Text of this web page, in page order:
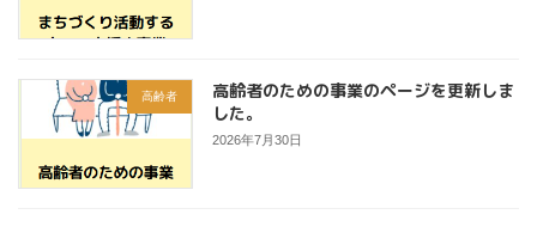
高齢者
高齢者のための事業のページを更新しま
した。
2026年7月30日